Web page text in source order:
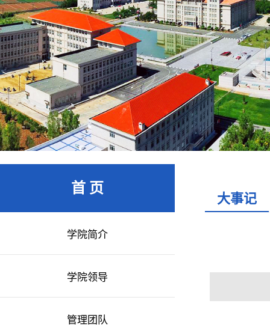
首 页
学院简介
学院领导
管理团队
大事记